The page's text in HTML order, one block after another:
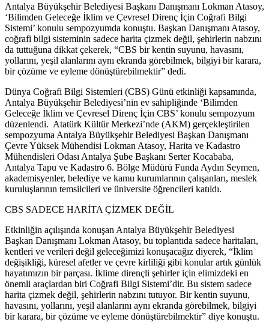
Antalya Büyükşehir Belediyesi Başkanı Danışmanı Lokman Atasoy,
‘Bilimden Geleceğe İklim ve Çevresel Direnç İçin Coğrafi Bilgi
Sistemi’ konulu sempozyumda konuştu. Başkan Danışmanı Atasoy,
coğrafi bilgi sisteminin sadece harita çizmek değil, şehirlerin nabzını
da tuttuğuna dikkat çekerek, “CBS bir kentin suyunu, havasını,
yollarını, yeşil alanlarını aynı ekranda görebilmek, bilgiyi bir karara,
bir çözüme ve eyleme dönüştürebilmektir” dedi.
Dünya Coğrafi Bilgi Sistemleri (CBS) Günü etkinliği kapsamında,
Antalya Büyükşehir Belediyesi’nin ev sahipliğinde ‘Bilimden
Geleceğe İklim ve Çevresel Direnç İçin CBS’ konulu sempozyum
düzenlendi. Atatürk Kültür Merkezi’nde (AKM) gerçekleştirilen
sempozyuma Antalya Büyükşehir Belediyesi Başkan Danışmanı
Çevre Yüksek Mühendisi Lokman Atasoy, Harita ve Kadastro
Mühendisleri Odası Antalya Şube Başkanı Serter Kocababa,
Antalya Tapu ve Kadastro 6. Bölge Müdürü Funda Aydın Seymen,
akademisyenler, belediye ve kamu kurumlarının çalışanları, meslek
kuruluşlarının temsilcileri ve üniversite öğrencileri katıldı.
CBS SADECE HARİTA ÇİZMEK DEĞİL
Etkinliğin açılışında konuşan Antalya Büyükşehir Belediyesi
Başkan Danışmanı Lokman Atasoy, bu toplantıda sadece haritaları,
kentleri ve verileri değil geleceğimizi konuşacağız diyerek, “İklim
değişikliği, küresel afetler ve çevre kirliliği gibi konular artık günlük
hayatımızın bir parçası. İklime dirençli şehirler için elimizdeki en
önemli araçlardan biri Coğrafi Bilgi Sistemi’dir. Bu sistem sadece
harita çizmek değil, şehirlerin nabzını tutuyor. Bir kentin suyunu,
havasını, yollarını, yeşil alanlarını aynı ekranda görebilmek, bilgiyi
bir karara, bir çözüme ve eyleme dönüştürebilmektir” diye konuştu.